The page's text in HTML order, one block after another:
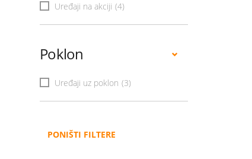
Uređaji na akciji (4)
Poklon
Uređaji uz poklon (3)
PONIŠTI FILTERE